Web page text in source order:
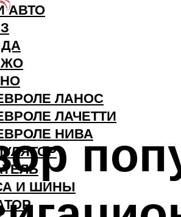
АВТО
ЛАНОС
ЛАЧЕТТИ
НИВА
И ШИНЫ